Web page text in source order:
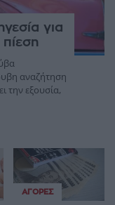
για
αναζήτηση
την εξουσία,
ΑΓΟΡΈΣ